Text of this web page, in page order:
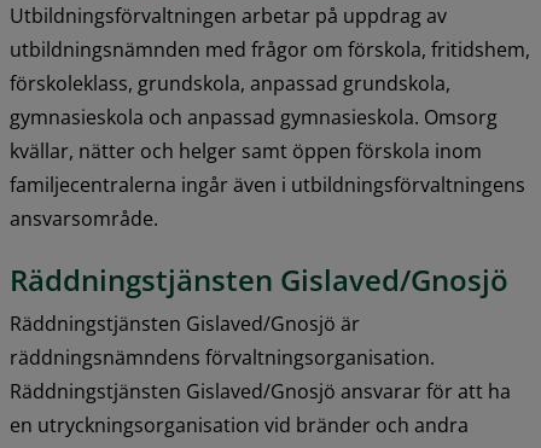
Utbildningsförvaltningen arbetar på uppdrag av
utbildningsnämnden med frågor om förskola, fritidshem,
förskoleklass, grundskola, anpassad grundskola,
gymnasieskola och anpassad gymnasieskola. Omsorg
kvällar, nätter och helger samt öppen förskola inom
familjecentralerna ingår även i utbildningsförvaltningens
ansvarsområde.
Räddningstjänsten Gislaved/Gnosjö
Räddningstjänsten Gislaved/Gnosjö är
räddningsnämndens förvaltningsorganisation.
Räddningstjänsten Gislaved/Gnosjö ansvarar för att ha
en utryckningsorganisation vid bränder och andra